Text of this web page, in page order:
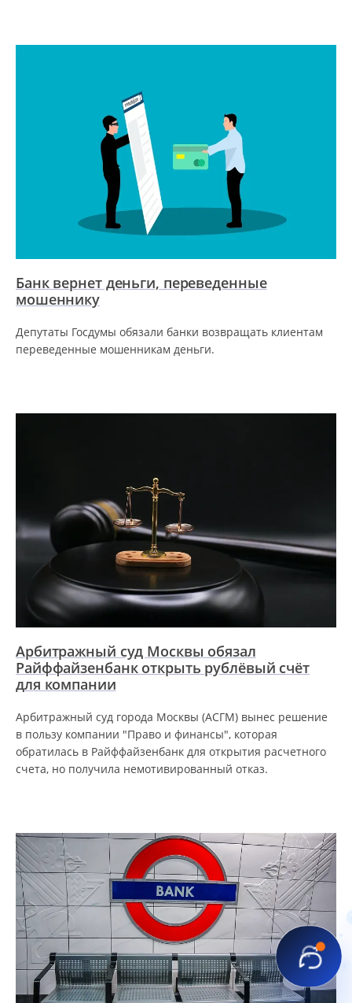
Банк вернет деньги, переведенные
мошеннику
Депутаты Госдумы обязали банки возвращать клиентам
переведенные мошенникам деньги.
Арбитражный суд Москвы обязал
Райффайзенбанк открыть рублёвый счёт
для компании
Арбитражный суд города Москвы (АСГМ) вынес решение
в пользу компании "Право и финансы", которая
обратилась в Райффайзенбанк для открытия расчетного
счета, но получила немотивированный отказ.